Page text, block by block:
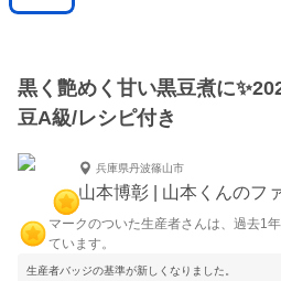
黒く艶めく甘い黒豆煮に
豆A級/レシピ付き
兵庫県丹波篠山市
山本博彰 | 山本くんのフ
マークのついた生産者さんは、過去1
ています。
生産者バッジの基準が新しくなりました。